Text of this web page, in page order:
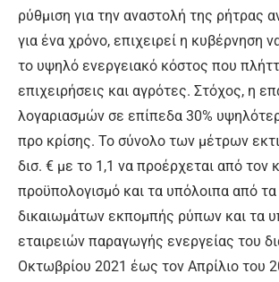
ρύθμιση για την αναστολή της ρήτρας
για ένα χρόνο, επιχειρεί η κυβέρνηση
το υψηλό ενεργειακό κόστος που
επιχειρήσεις και αγρότες. Στόχος, η
λογαριασμών σε επίπεδα 30%
προ κρίσης. Το σύνολο των μέτρων
δισ. € με το 1,1 να προέρχεται από τον
προϋπολογισμό και τα υπόλοιπα από τα
δικαιωμάτων εκπομπής ρύπων και τα
εταιρειών παραγωγής ενεργείας του
Οκτωβρίου 2021 έως τον Απρίλιο του